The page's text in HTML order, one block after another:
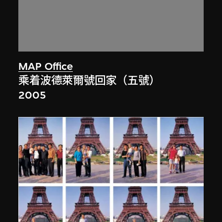
MAP Office
乘着波德萊爾號回家（五號）
2005